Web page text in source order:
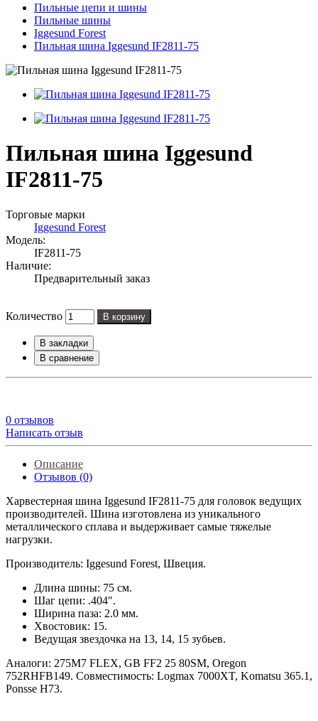
Пильные цепи и шины
Пильные шины
Iggesund Forest
Пильная шина Iggesund IF2811-75
Пильная шина Iggesund
IF2811-75
Торговые марки
Iggesund Forest
Модель:
IF2811-75
Наличие:
Предварительный заказ
Количество В корзину
В закладки
В сравнение
0 отзывов
Написать отзыв
Описание
Отзывов (0)
Харвестерная шина Iggesund IF2811-75 для головок ведущих
производителей. Шина изготовлена из уникального
металлического сплава и выдерживает самые тяжелые
нагрузки.
Производитель: Iggesund Forest, Швеция.
Длина шины: 75 см.
Шаг цепи: .404″.
Ширина паза: 2.0 мм.
Хвостовик: 15.
Ведущая звездочка на 13, 14, 15 зубьев.
Аналоги: 275M7 FLEX, GB FF2 25 80SM, Oregon
752RHFB149. Совместимость: Logmax 7000XT, Komatsu 365.1,
Ponsse H73.